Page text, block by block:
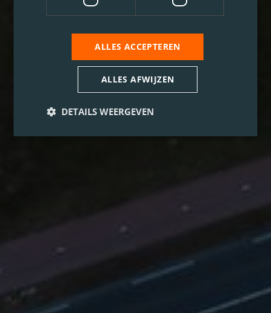
ALLES ACCEPTEREN
ALLES AFWIJZEN
DETAILS WEERGEVEN